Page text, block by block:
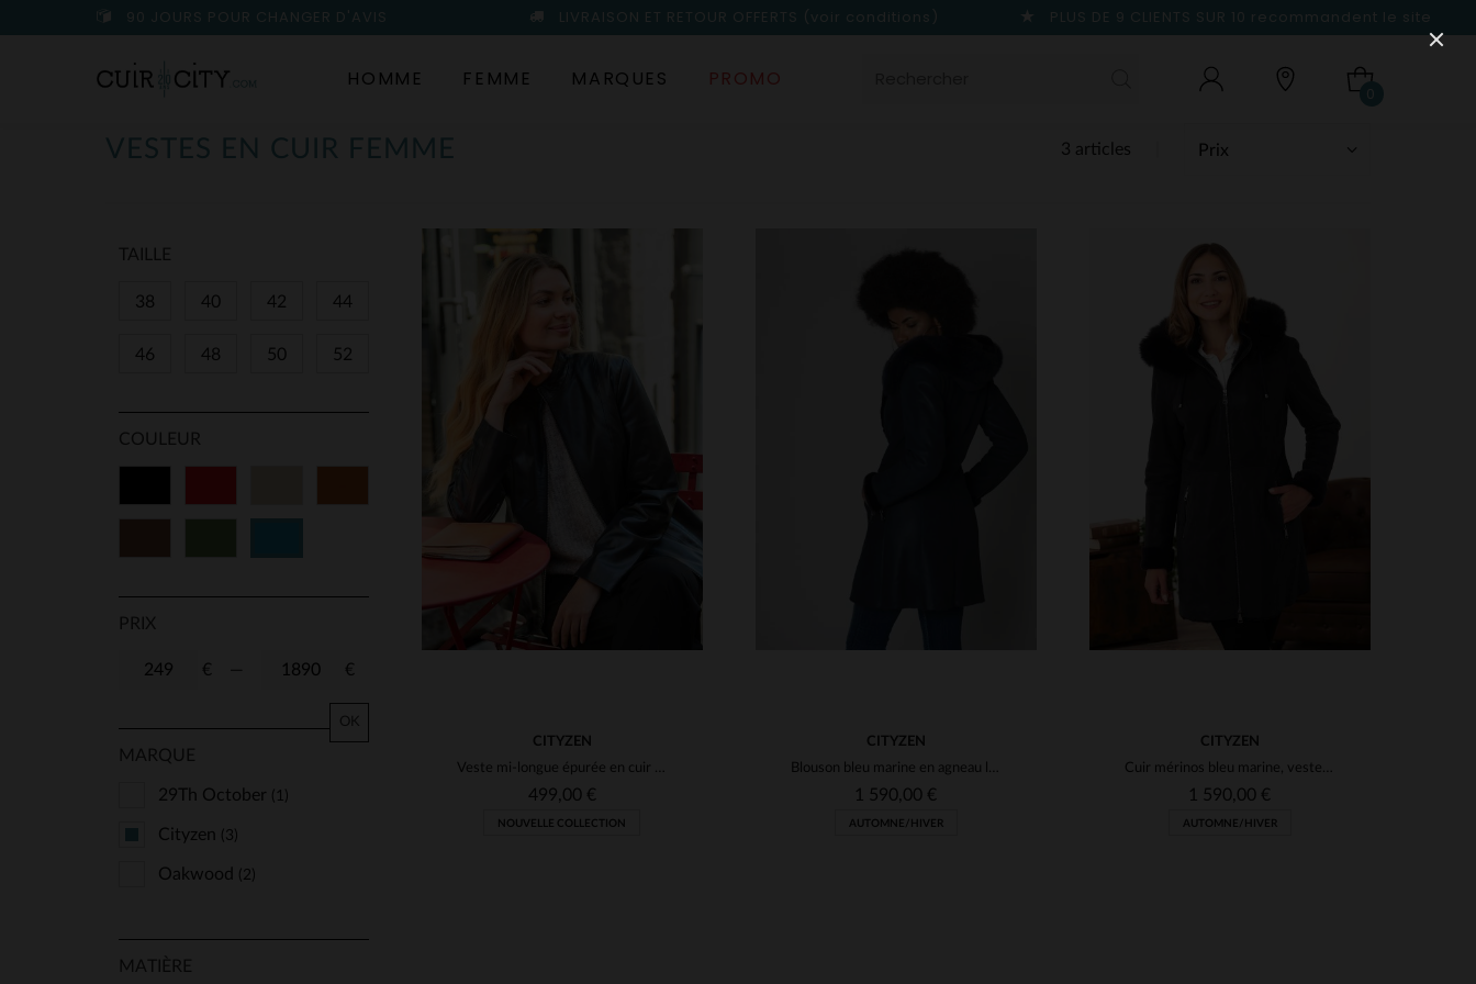
90 JOURS POUR CHANGER D'AVIS LIVRAISON ET RETOUR OFFERTS (voir conditions) PLUS DE 9 CLIENTS SUR 10 recommandent le site
HOMME FEMME MARQUES PROMO
0
3 articles
VESTES EN CUIR FEMME
TAILLE
38 40 42 44
46 48 50 52
COULEUR
PRIX
€ €
OK
MARQUE
29Th October (1)
Cityzen (3)
Oakwood (2)
MATIÈRE
CITYZEN
Veste mi-longue épurée en cuir fin et léger bleu marine
499,00 €
NOUVELLE COLLECTION
CITYZEN
Blouson bleu marine en agneau lainé, capuche fourrure de.
1 590,00 €
AUTOMNE/HIVER
CITYZEN
Cuir mérinos bleu marine, veste 3/4.Capuche fourrée amovible incluse.
1 590,00 €
AUTOMNE/HIVER